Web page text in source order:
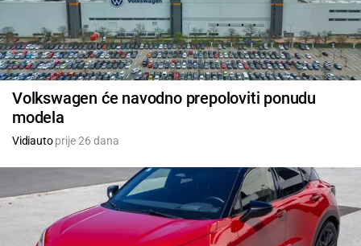
Volkswagen će navodno prepoloviti ponudu
modela
Vidiautoprije 26 dana